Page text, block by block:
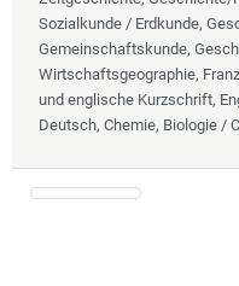
Sozialkunde / Erdkunde,
Gemeinschaftskunde,
Wirtschaftsgeographie,
und englische Kurzschrift,
Deutsch, Chemie, Biologie /